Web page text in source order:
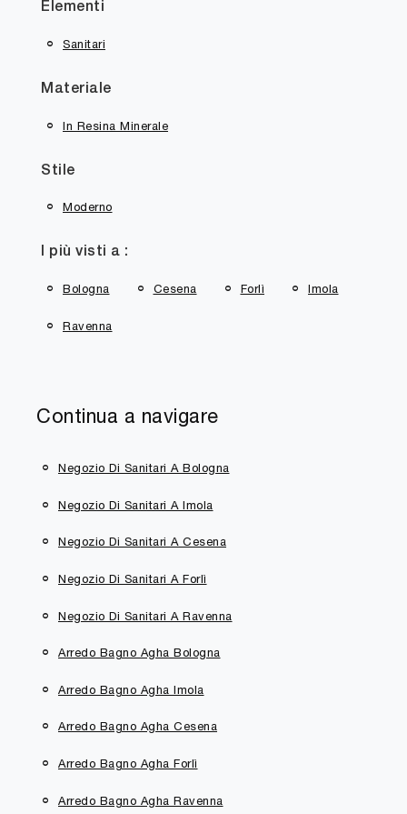
Elementi
Sanitari
Materiale
In Resina Minerale
Stile
Moderno
I più visti a :
Bologna Cesena Forlì Imola
Ravenna
Continua a navigare
Negozio Di Sanitari A Bologna
Negozio Di Sanitari A Imola
Negozio Di Sanitari A Cesena
Negozio Di Sanitari A Forlì
Negozio Di Sanitari A Ravenna
Arredo Bagno Agha Bologna
Arredo Bagno Agha Imola
Arredo Bagno Agha Cesena
Arredo Bagno Agha Forlì
Arredo Bagno Agha Ravenna